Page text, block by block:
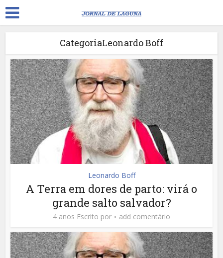
CategoriaLeonardo Boff
Leonardo Boff
A Terra em dores de parto: virá o
grande salto salvador?
4 anos Escrito por add comentário